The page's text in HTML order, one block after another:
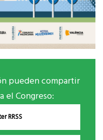
pueden compartir
el Congreso:
RRSS